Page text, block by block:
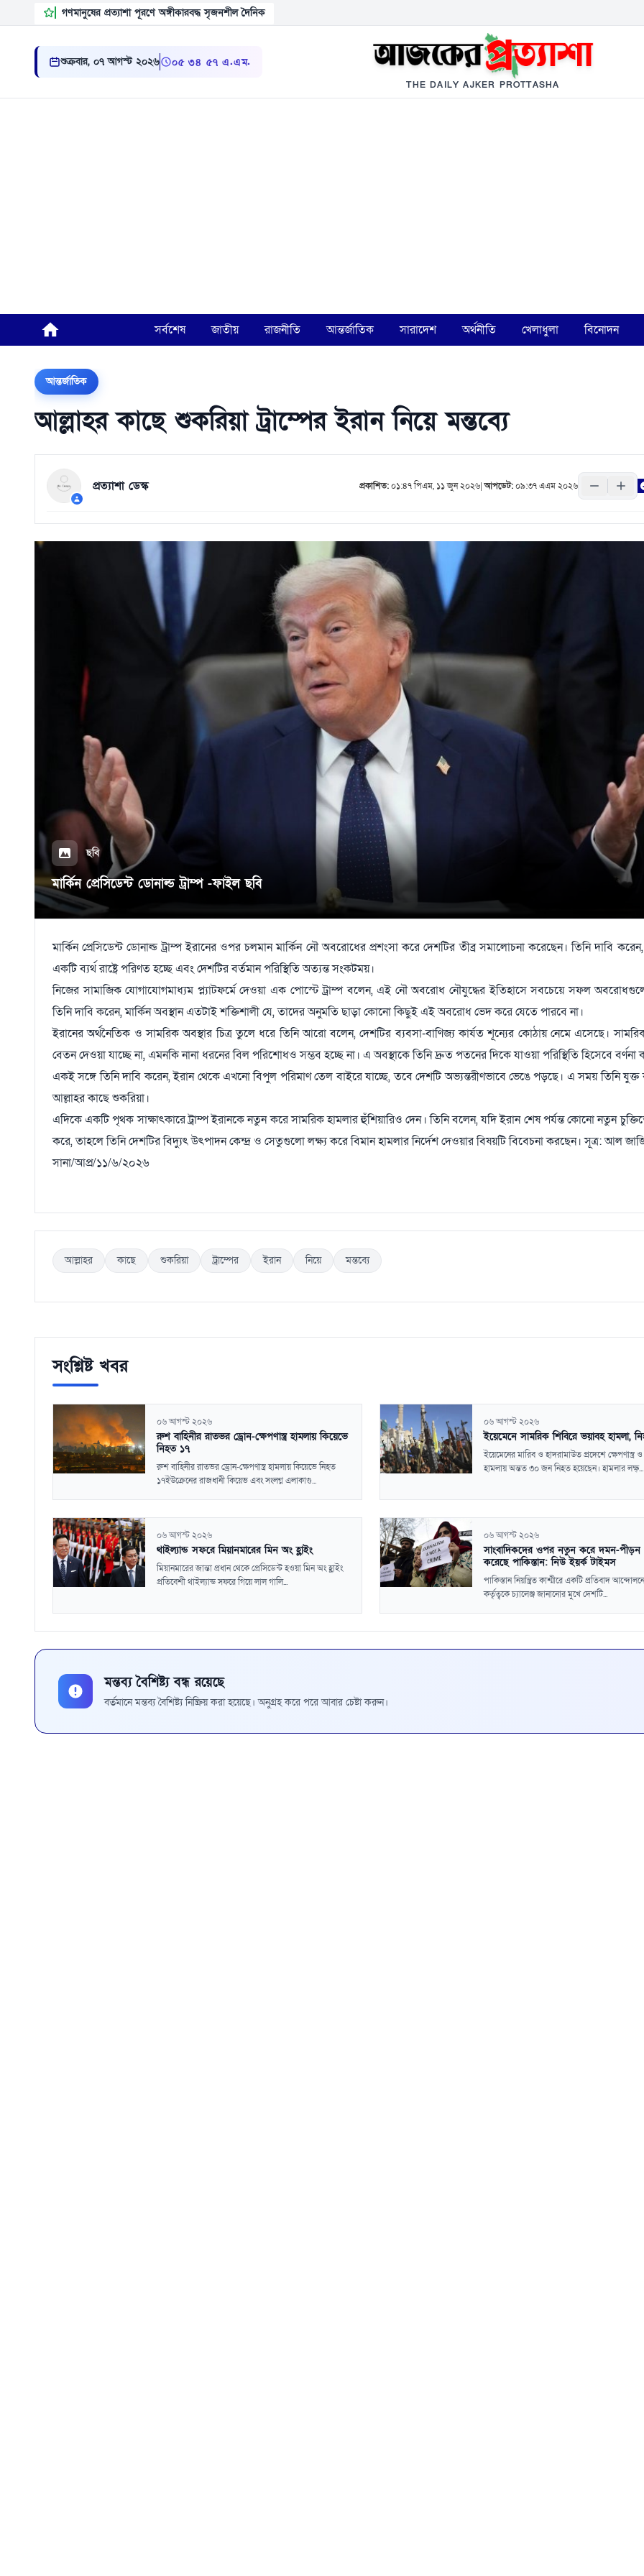
গণমানুষের প্রত্যাশা পূরণে অঙ্গীকারবদ্ধ সৃজনশীল দৈনিক
শুক্রবার, ০৭ আগস্ট ২০২৬ ০৫:৩৪:৫৮ এ.এম.
THE DAILY AJKER PROTTASHA
সর্বশেষ জাতীয় রাজনীতি আন্তর্জাতিক সারাদেশ অর্থনীতি খেলাধুলা বিনোদন
আন্তর্জাতিক
আল্লাহর কাছে শুকরিয়া ট্রাম্পের ইরান নিয়ে মন্তব্যে
প্রত্যাশা ডেস্ক প্রকাশিত:০১:৪৭ পিএম, ১১ জুন ২০২৬|আপডেট:০৯:৩৭ এএম ২০২৬
ছবি
মার্কিন প্রেসিডেন্ট ডোনাল্ড ট্রাম্প -ফাইল ছবি
মার্কিন প্রেসিডেন্ট ডোনাল্ড ট্রাম্প ইরানের ওপর চলমান মার্কিন নৌ অবরোধের প্রশংসা করে দেশটির তীব্র সমালোচনা করেছেন। তিনি দাবি
একটি ব্যর্থ রাষ্ট্রে পরিণত হচ্ছে এবং দেশটির বর্তমান পরিস্থিতি অত্যন্ত সংকটময়।
নিজের সামাজিক যোগাযোগমাধ্যম প্ল্যাটফর্মে দেওয়া এক পোস্টে ট্রাম্প বলেন, এই নৌ অবরোধ নৌযুদ্ধের ইতিহাসে সবচেয়ে সফল
তিনি দাবি করেন, মার্কিন অবস্থান এতটাই শক্তিশালী যে, তাদের অনুমতি ছাড়া কোনো কিছুই এই অবরোধ ভেদ করে যেতে পারবে না।
ইরানের অর্থনৈতিক ও সামরিক অবস্থার চিত্র তুলে ধরে তিনি আরো বলেন, দেশটির ব্যবসা-বাণিজ্য কার্যত শূন্যের কোঠায় নেমে এসেছে।
বেতন দেওয়া যাচ্ছে না, এমনকি নানা ধরনের বিল পরিশোধও সম্ভব হচ্ছে না। এ অবস্থাকে তিনি দ্রুত পতনের দিকে যাওয়া পরিস্থিতি হিসেবে বর্ণনা
একই সঙ্গে তিনি দাবি করেন, ইরান থেকে এখনো বিপুল পরিমাণ তেল বাইরে যাচ্ছে, তবে দেশটি অভ্যন্তরীণভাবে ভেঙে পড়ছে। এ সময় তিনি
আল্লাহর কাছে শুকরিয়া।
এদিকে একটি পৃথক সাক্ষাৎকারে ট্রাম্প ইরানকে নতুন করে সামরিক হামলার হুঁশিয়ারিও দেন। তিনি বলেন, যদি ইরান শেষ পর্যন্ত কোনো নতুন
করে, তাহলে তিনি দেশটির বিদ্যুৎ উৎপাদন কেন্দ্র ও সেতুগুলো লক্ষ্য করে বিমান হামলার নির্দেশ দেওয়ার বিষয়টি বিবেচনা করছেন। সূত্র: আল
সানা/আপ্র/১১/৬/২০২৬
আল্লাহর কাছে শুকরিয়া ট্রাম্পের ইরান নিয়ে মন্তব্যে
সংশ্লিষ্ট খবর
০৬ আগস্ট ২০২৬
রুশ বাহিনীর রাতভর ড্রোন-ক্ষেপণাস্ত্র হামলায় কিয়েভে
নিহত ১৭
রুশ বাহিনীর রাতভর ড্রোন-ক্ষেপণাস্ত্র হামলায় কিয়েভে নিহত
১৭ইউক্রেনের রাজধানী কিয়েভ এবং সংলগ্ন এলাকাগু...
০৬ আগস্ট ২০২৬
ইয়েমেনে সামরিক শিবিরে ভয়াবহ হামলা,
ইয়েমেনের মারিব ও হাদরামাউত প্রদেশে ক্ষেপণাস্ত্র
হামলায় অন্তত ৩০ জন নিহত হয়েছেন। হামলার লক্ষ্...
০৬ আগস্ট ২০২৬
থাইল্যান্ড সফরে মিয়ানমারের মিন অং হ্লাইং
মিয়ানমারের জান্তা প্রধান থেকে প্রেসিডেন্ট হওয়া মিন অং হ্লাইং
প্রতিবেশী থাইল্যান্ড সফরে গিয়ে লাল গালি...
০৬ আগস্ট ২০২৬
সাংবাদিকদের ওপর নতুন করে দমন-
করেছে পাকিস্তান: নিউ ইয়র্ক টাইমস
পাকিস্তান নিয়ন্ত্রিত কাশ্মীরে একটি প্রতিবাদ
কর্তৃত্বকে চ্যালেঞ্জ জানানোর মুখে দেশটি...
মন্তব্য বৈশিষ্ট্য বন্ধ রয়েছে
বর্তমানে মন্তব্য বৈশিষ্ট্য নিষ্ক্রিয় করা হয়েছে। অনুগ্রহ করে পরে আবার চেষ্টা করুন।